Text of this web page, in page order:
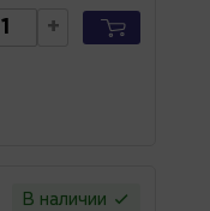
+
В наличии